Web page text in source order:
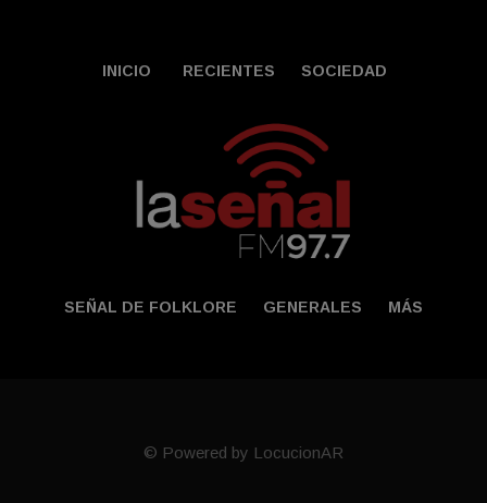
INICIO RECIENTES SOCIEDAD
SEÑAL DE FOLKLORE GENERALES MÁS
© Powered by LocucionAR